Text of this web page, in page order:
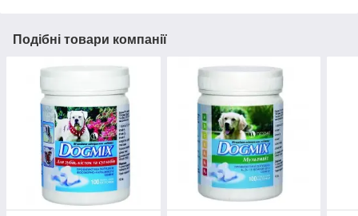
Подібні товари компанії